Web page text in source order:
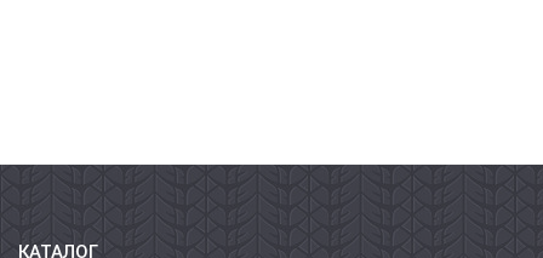
КАТАЛОГ